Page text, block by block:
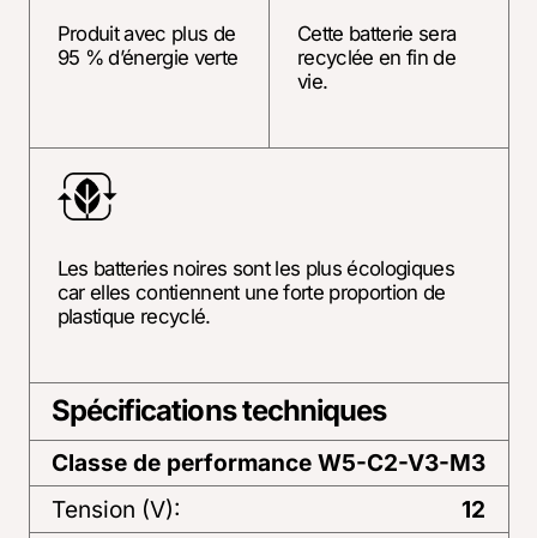
Produit avec plus de
95 % d’énergie verte
Cette batterie sera
recyclée en fin de
vie.
Les batteries noires sont les plus écologiques
car elles contiennent une forte proportion de
plastique recyclé.
Spécifications techniques
Classe de performance W5-C2-V3-M3
Tension (V):
12